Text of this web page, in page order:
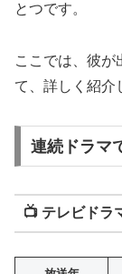
とつです。
ここでは、彼が
て、詳しく紹介
連続ドラマ
📺 テレビドラ